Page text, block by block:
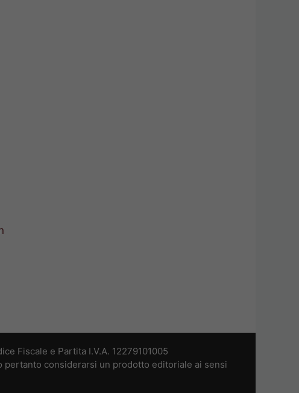
Fiscale e Partita I.V.A. 12279101005
considerarsi un prodotto editoriale ai sensi